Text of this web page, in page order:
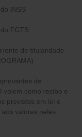
INSS
FGTS
de titularidade
de
valem como recibo e
previstos em lei e
valores neles